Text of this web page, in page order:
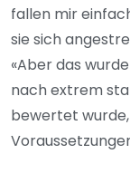
fallen mir
sie sich
«Aber das
nach extrem
bewertet